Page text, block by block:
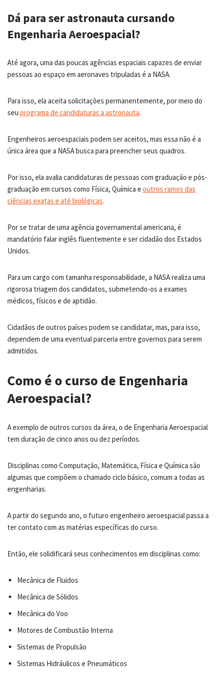
Dá para ser astronauta cursando
Engenharia Aeroespacial?
Até agora, uma das poucas agências espaciais capazes de enviar
pessoas ao espaço em aeronaves tripuladas é a NASA.
Para isso, ela aceita solicitações permanentemente, por meio do
seu programa de candidaturas a astronauta.
Engenheiros aeroespaciais podem ser aceitos, mas essa não é a
única área que a NASA busca para preencher seus quadros.
Por isso, ela avalia candidaturas de pessoas com graduação e pós-
graduação em cursos como Física, Química e outros ramos das
ciências exatas e até biológicas.
Por se tratar de uma agência governamental americana, é
mandatório falar inglês fluentemente e ser cidadão dos Estados
Unidos.
Para um cargo com tamanha responsabilidade, a NASA realiza uma
rigorosa triagem dos candidatos, submetendo-os a exames
médicos, físicos e de aptidão.
Cidadãos de outros países podem se candidatar, mas, para isso,
dependem de uma eventual parceria entre governos para serem
admitidos.
Como é o curso de Engenharia
Aeroespacial?
A exemplo de outros cursos da área, o de Engenharia Aeroespacial
tem duração de cinco anos ou dez períodos.
Disciplinas como Computação, Matemática, Física e Química são
algumas que compõem o chamado ciclo básico, comum a todas as
engenharias.
A partir do segundo ano, o futuro engenheiro aeroespacial passa a
ter contato com as matérias específicas do curso.
Então, ele solidificará seus conhecimentos em disciplinas como:
Mecânica de Fluidos
Mecânica de Sólidos
Mecânica do Voo
Motores de Combustão Interna
Sistemas de Propulsão
Sistemas Hidráulicos e Pneumáticos